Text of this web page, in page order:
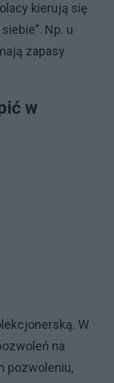
kierują się
Np. u
zapasy
w
W
na
pozwoleniu,